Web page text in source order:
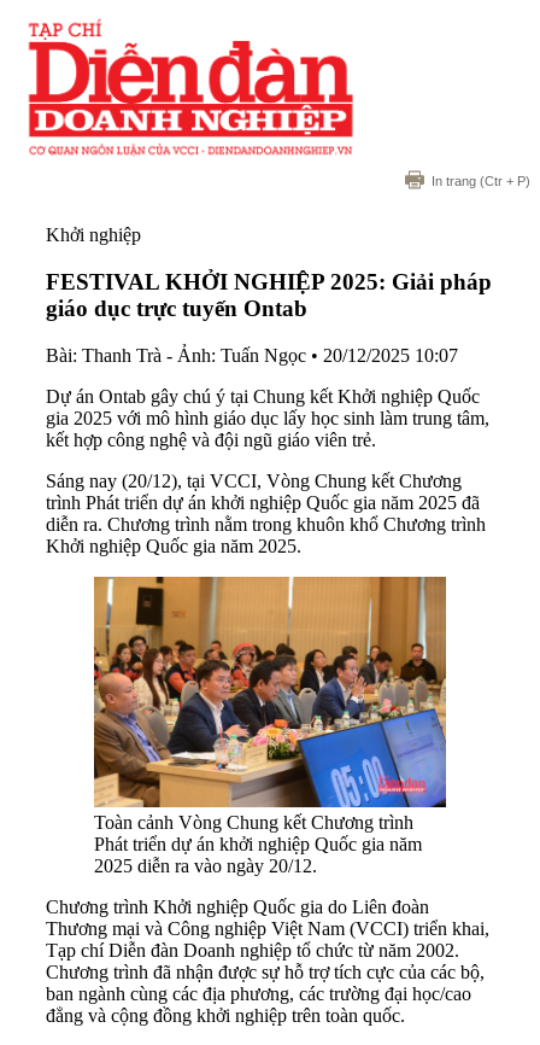
In trang (Ctr + P)
Khởi nghiệp
FESTIVAL KHỞI NGHIỆP 2025: Giải pháp
giáo dục trực tuyến Ontab
Bài: Thanh Trà - Ảnh: Tuấn Ngọc • 20/12/2025 10:07
Dự án Ontab gây chú ý tại Chung kết Khởi nghiệp Quốc
gia 2025 với mô hình giáo dục lấy học sinh làm trung tâm,
kết hợp công nghệ và đội ngũ giáo viên trẻ.
Sáng nay (20/12), tại VCCI, Vòng Chung kết Chương
trình Phát triển dự án khởi nghiệp Quốc gia năm 2025 đã
diễn ra. Chương trình nằm trong khuôn khổ Chương trình
Khởi nghiệp Quốc gia năm 2025.
Toàn cảnh Vòng Chung kết Chương trình
Phát triển dự án khởi nghiệp Quốc gia năm
2025 diễn ra vào ngày 20/12.
Chương trình Khởi nghiệp Quốc gia do Liên đoàn
Thương mại và Công nghiệp Việt Nam (VCCI) triển khai,
Tạp chí Diễn đàn Doanh nghiệp tổ chức từ năm 2002.
Chương trình đã nhận được sự hỗ trợ tích cực của các bộ,
ban ngành cùng các địa phương, các trường đại học/cao
đẳng và cộng đồng khởi nghiệp trên toàn quốc.